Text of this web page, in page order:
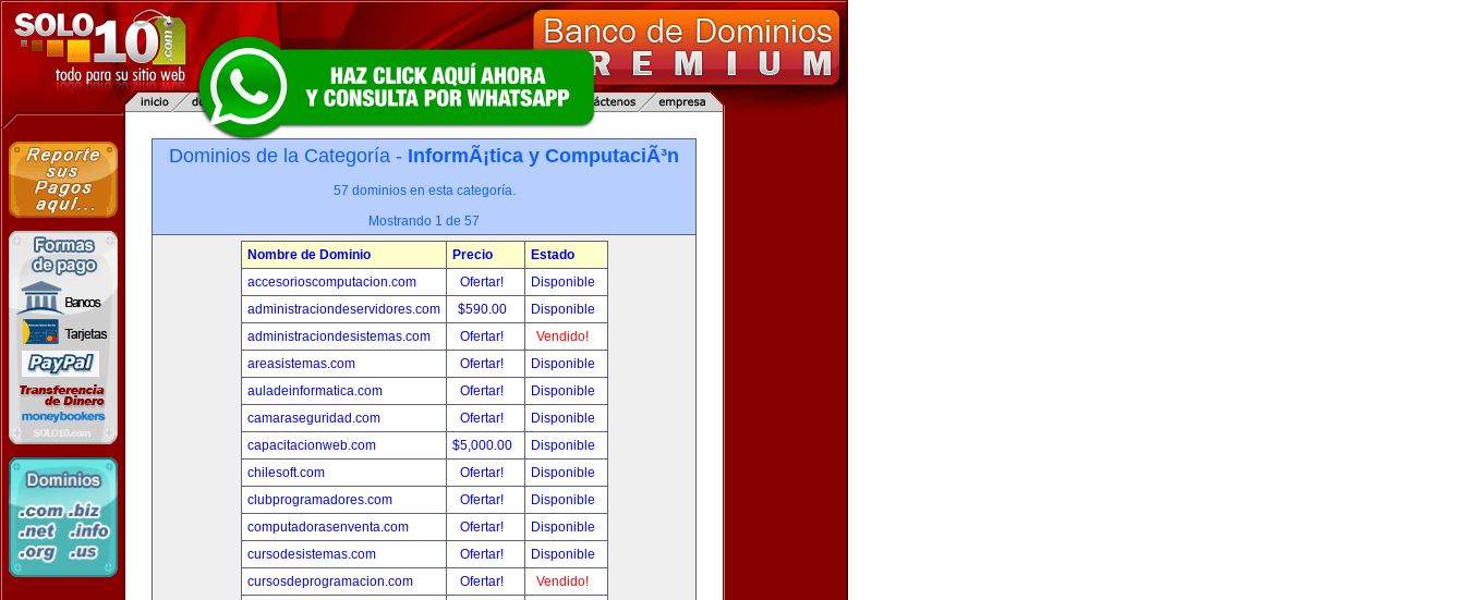
Dominios de la Categoría - InformÃ¡tica y ComputaciÃ³n
57 dominios en esta categoría.
Mostrando 1 de 57
Nombre de Dominio Precio
Estado
accesorioscomputacion.com
Ofertar!
Disponible
administraciondeservidores.com
$590.00
Disponible
administraciondesistemas.com
Ofertar!
Vendido!
areasistemas.com
Ofertar!
Disponible
auladeinformatica.com
Ofertar!
Disponible
camaraseguridad.com
Ofertar!
Disponible
capacitacionweb.com
$5,000.00
Disponible
chilesoft.com
Ofertar!
Disponible
clubprogramadores.com
Ofertar!
Disponible
computadorasenventa.com
Ofertar!
Disponible
cursodesistemas.com
Ofertar!
Disponible
cursosdeprogramacion.com
Ofertar!
Vendido!